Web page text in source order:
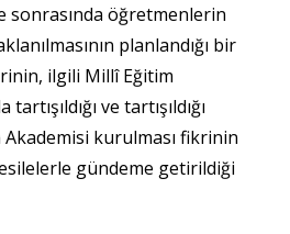
sonrasında öğretmenlerin
planlandığı bir
ilgili Millî Eğitim
ve tartışıldığı
kurulması fikrinin
gündeme getirildiği